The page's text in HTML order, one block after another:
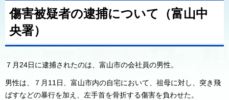
傷害被疑者の逮捕について（富山中
央署）
７月24日に逮捕されたのは、富山市の会社員の男性。
男性は、７月11日、富山市内の自宅において、祖母に対し、突き飛
ばすなどの暴行を加え、左手首を骨折する傷害を負わせた。